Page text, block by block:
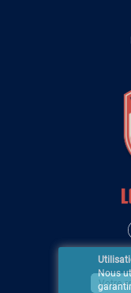
Nous